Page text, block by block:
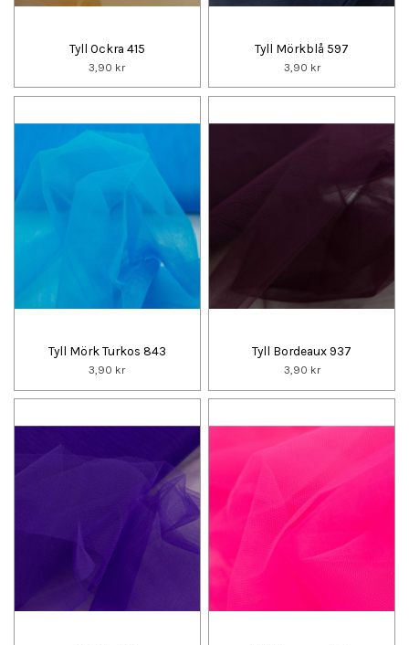
Tyll Ockra 415
3,90 kr
Tyll Mörkblå 597
3,90 kr
Tyll Mörk Turkos 843
3,90 kr
Tyll Bordeaux 937
3,90 kr